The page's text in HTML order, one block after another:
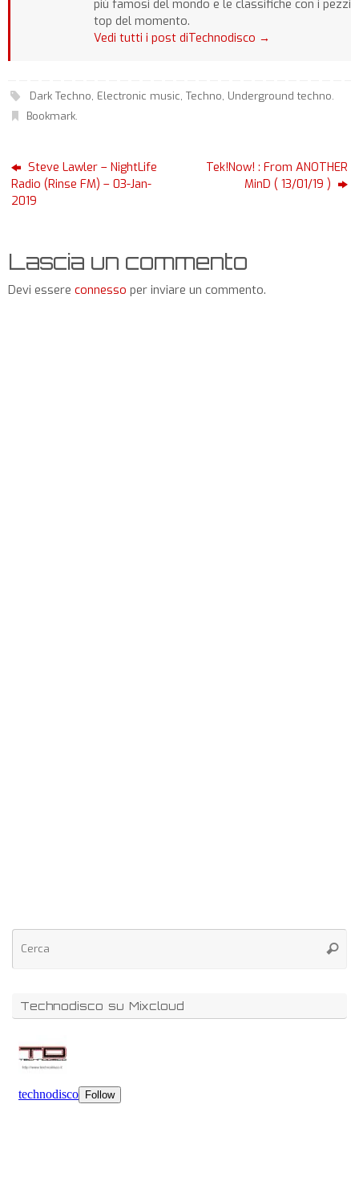
più famosi del mondo e le classifiche con i pezzi
top del momento.
Vedi tutti i post diTechnodisco →
Dark Techno, Electronic music, Techno, Underground techno.
Bookmark.
Steve Lawler – NightLife
Radio (Rinse FM) – 03-Jan-
2019
Tek!Now! : From ANOTHER
MinD ( 13/01/19 )
Lascia un commento
Devi essere connesso per inviare un commento.
Technodisco su Mixcloud